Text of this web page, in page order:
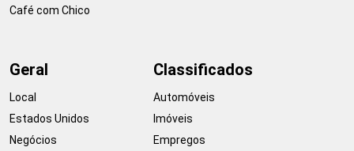
Café com Chico
Geral
Local
Estados Unidos
Negócios
Classificados
Automóveis
Imóveis
Empregos